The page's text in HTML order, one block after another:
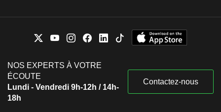
NOS EXPERTS À VOTRE
ÉCOUTE
Lundi - Vendredi 9h-12h / 14h-
18h
Contactez-nous